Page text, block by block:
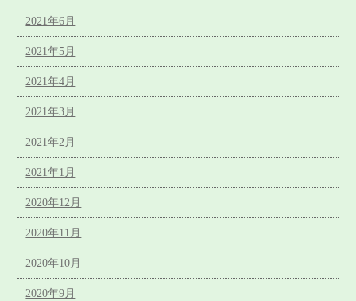
2021年6月
2021年5月
2021年4月
2021年3月
2021年2月
2021年1月
2020年12月
2020年11月
2020年10月
2020年9月